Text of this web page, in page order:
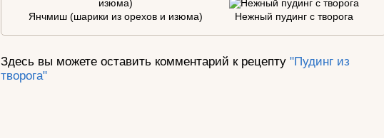
Янчмиш (шарики из орехов и изюма) Нежный пудинг с творога
Здесь вы можете оставить комментарий к рецепту "Пудинг из
творога"